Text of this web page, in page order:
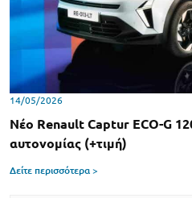
14/05/2026
Νέο Renault Captur ECO-G
αυτονομίας (+τιμή)
Δείτε περισσότερα >